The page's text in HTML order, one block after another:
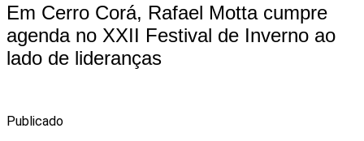
Em Cerro Corá, Rafael Motta cumpre
agenda no XXII Festival de Inverno ao
lado de lideranças
Publicado